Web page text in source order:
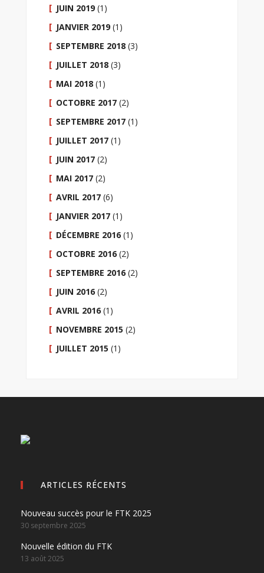
JUIN 2019 (1)
JANVIER 2019 (1)
SEPTEMBRE 2018 (3)
JUILLET 2018 (3)
MAI 2018 (1)
OCTOBRE 2017 (2)
SEPTEMBRE 2017 (1)
JUILLET 2017 (1)
JUIN 2017 (2)
MAI 2017 (2)
AVRIL 2017 (6)
JANVIER 2017 (1)
DÉCEMBRE 2016 (1)
OCTOBRE 2016 (2)
SEPTEMBRE 2016 (2)
JUIN 2016 (2)
AVRIL 2016 (1)
NOVEMBRE 2015 (2)
JUILLET 2015 (1)
ARTICLES RÉCENTS
Nouveau succès pour le FTK 2025
30 septembre 2025
Nouvelle édition du FTK
13 août 2025